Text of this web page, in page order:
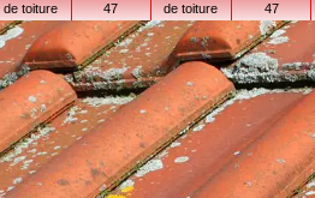
de toiture
47
47
de toiture
47 Lot-et-
Garonne
47